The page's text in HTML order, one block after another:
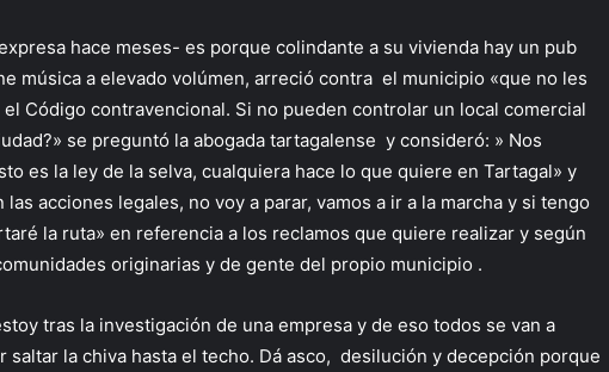
hace meses- es porque colindante a su vivienda hay un pub
música a elevado volúmen, arreció contra el municipio «que no les
Código contravencional. Si no pueden controlar un local comercial
se preguntó la abogada tartagalense y consideró: » Nos
es la ley de la selva, cualquiera hace lo que quiere en Tartagal» y
acciones legales, no voy a parar, vamos a ir a la marcha y si tengo
la ruta» en referencia a los reclamos que quiere realizar y según
originarias y de gente del propio municipio .
tras la investigación de una empresa y de eso todos se van a
saltar la chiva hasta el techo. Dá asco, desilución y decepción porque